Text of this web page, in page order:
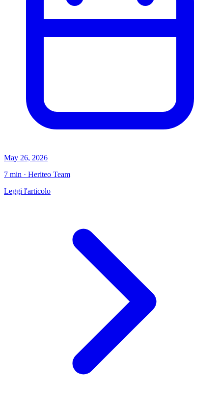
May 26, 2026
7 min · Heriteo Team
Leggi l'articolo